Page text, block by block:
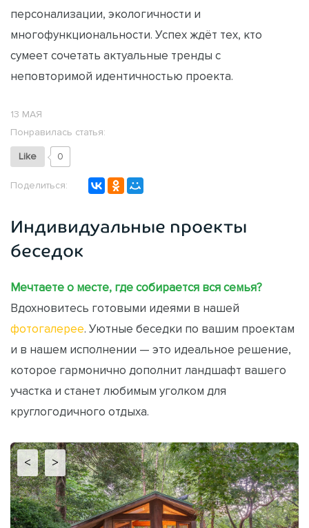
персонализации, экологичности и
многофункциональности. Успех ждёт тех, кто
сумеет сочетать актуальные тренды с
неповторимой идентичностью проекта.
13 МАЯ
Понравилась статья:
Like 0
Поделиться:
Индивидуальные проекты
беседок
Мечтаете о месте, где собирается вся семья?
Вдохновитесь готовыми идеями в нашей
фотогалерее. Уютные беседки по вашим проектам
и в нашем исполнении — это идеальное решение,
которое гармонично дополнит ландшафт вашего
участка и станет любимым уголком для
круглогодичного отдыха.
< >